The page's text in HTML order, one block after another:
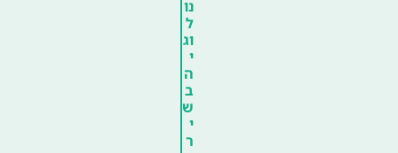
נו
ל
וג
י
ה
ב
ש
י
ר